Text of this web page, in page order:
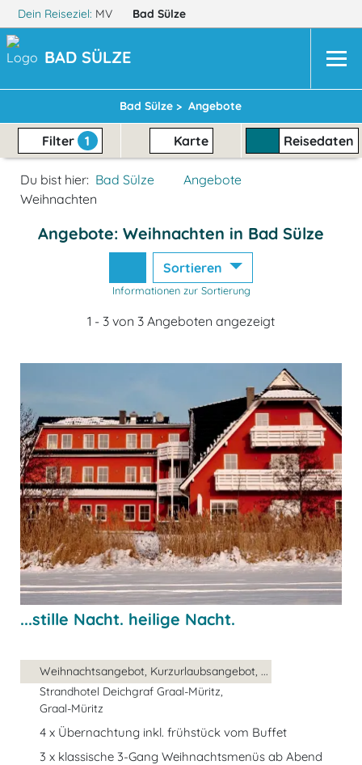
Dein Reiseziel: MV Bad Sülze
BAD SÜLZE
Bad Sülze > Angebote
Filter 1 Karte Reisedaten
Du bist hier: Bad Sülze
Angebote
Weihnachten
Angebote: Weihnachten in Bad Sülze
Sortieren
Informationen zur Sortierung
1 - 3 von 3 Angeboten angezeigt
...stille Nacht. heilige Nacht.
Weihnachtsangebot, Kurzurlaubsangebot, ...
Strandhotel Deichgraf Graal-Müritz,
Graal-Müritz
4 x Übernachtung inkl. frühstück vom Buffet
3 x klassische 3-Gang Weihnachtsmenüs ab Abend